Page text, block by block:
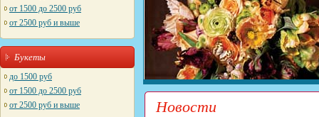
от 1500 до 2500 руб
от 2500 руб и выше
Букеты
до 1500 руб
от 1500 до 2500 руб
от 2500 руб и выше
Новости